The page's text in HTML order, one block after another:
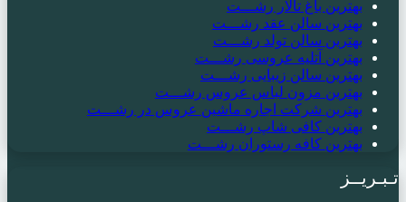
بهترین باغ تالار رشـــت
بهترین سالن عقد رشـــت
بهترین سالن تولد رشـــت
بهترین آتلیه عروسی رشـــت
بهترین سالن زیبایی رشـــت
بهترین مزون لباس عروس رشـــت
بهترین شرکت اجاره ماشین عروس در رشـــت
بهترین کافی شاپ رشـــت
بهترین کافه رستوران رشـــت
تـبـریــز